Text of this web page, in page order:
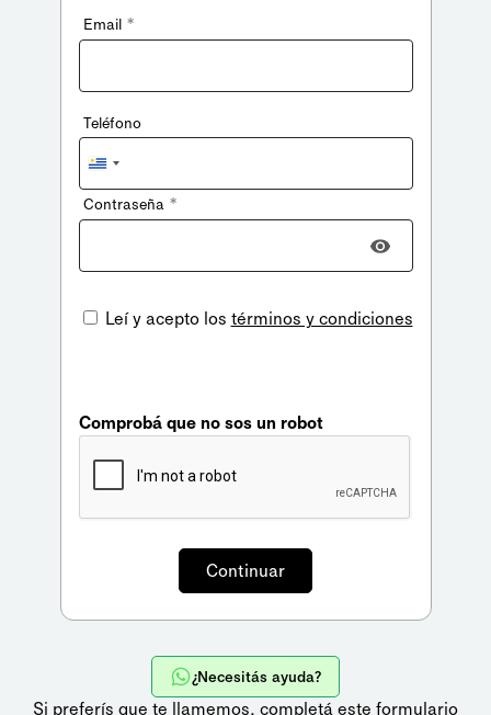
Email *
Teléfono
Uruguay
+598
Contraseña *
Leí y acepto los términos y condiciones
Comprobá que no sos un robot
¿Necesitás ayuda?
Si preferís que te llamemos, completá este formulario